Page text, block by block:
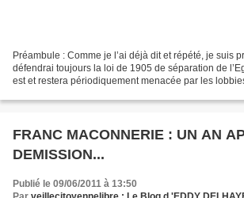
Préambule : Comme je l’ai déjà dit et répété, je suis
défendrai toujours la loi de 1905 de séparation de
est et restera périodiquement menacée par les
FRANC MACONNERIE : UN AN
DEMISSION...
Publié le 09/06/2011 à 13:50